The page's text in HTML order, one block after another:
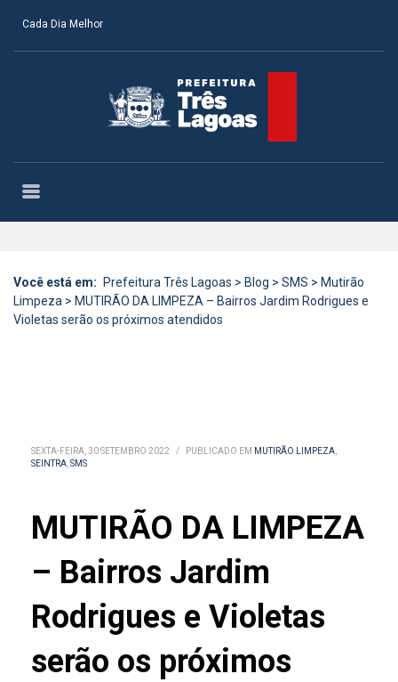
Cada Dia Melhor
Você está em: Prefeitura Três Lagoas > Blog > SMS > Mutirão
Limpeza > MUTIRÃO DA LIMPEZA – Bairros Jardim Rodrigues e
Violetas serão os próximos atendidos
SEXTA-FEIRA, 30 SETEMBRO 2022 / PUBLICADO EM MUTIRÃO LIMPEZA,
SEINTRA,SMS
MUTIRÃO DA LIMPEZA
– Bairros Jardim
Rodrigues e Violetas
serão os próximos